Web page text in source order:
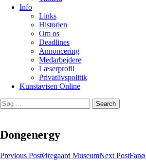
Info
Links
Historien
Om os
Deadlines
Annoncering
Medarbejdere
Læserprofil
Privatlivspolitik
Kunstavisen Online
Search
for:
Dongenergy
Post
Previous PostØregaard MuseumNext Post